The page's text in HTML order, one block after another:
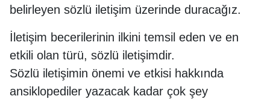
belirleyen sözlü iletişim üzerinde duracağız.
İletişim becerilerinin ilkini temsil eden ve en
etkili olan türü, sözlü iletişimdir.
Sözlü iletişimin önemi ve etkisi hakkında
ansiklopediler yazacak kadar çok şey